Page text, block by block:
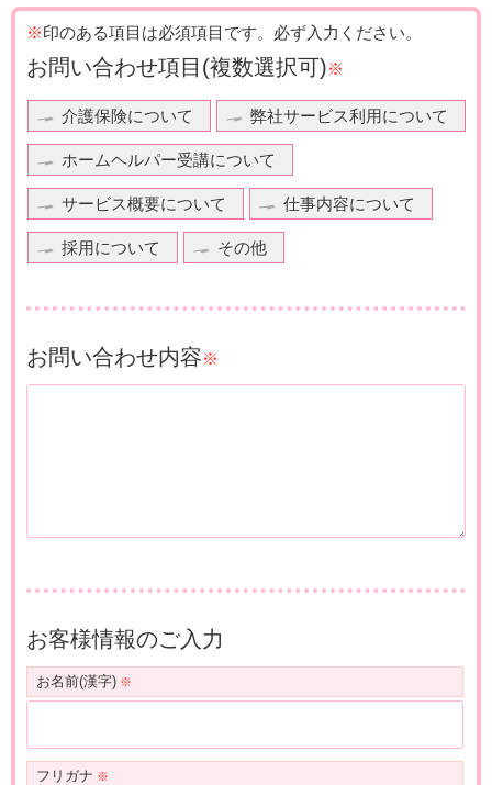
※印のある項目は必須項目です。 必ず入力ください。
お問い合わせ項目 (複数選択可)※
介護保険について 弊社サービス利用について
ホームヘルパー受講について
サービス概要について 仕事内容について
採用について その他
お問い合わせ内容※
お客様情報のご入力
お名前(漢字)
フリガナ